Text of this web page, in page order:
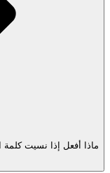
ماذا أفعل إذا نسيت